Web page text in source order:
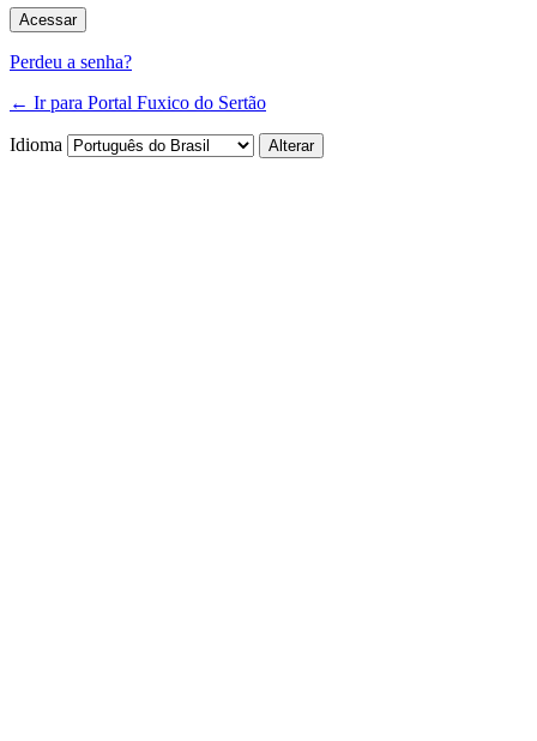
Perdeu a senha?
← Ir para Portal Fuxico do Sertão
Idioma